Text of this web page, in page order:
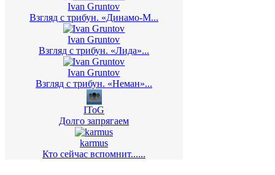
Ivan Gruntov
Взгляд с трибун. «Динамо-М...
Ivan Gruntov
Взгляд с трибун. «Лида»...
Ivan Gruntov
Взгляд с трибун. «Неман»...
IToG
Долго запрягаем
karmus
Кто сейчас вспомнит......